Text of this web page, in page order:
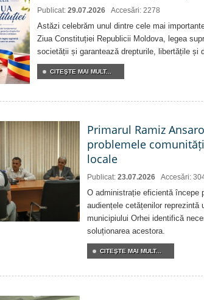
Publicat: 29.07.2026 Accesări: 2278
Astăzi celebrăm unul dintre cele mai
Ziua Constituției Republicii Moldova, legea
societății și garantează drepturile, libertățile și
CITEŞTE MAI MULT...
Primarul Ramiz
problemele
locale
Publicat: 23.07.2026 Accesări:
O administrație eficientă începe
audiențele cetățenilor reprezintă
municipiului Orhei identifică
soluționarea acestora.
CITEŞTE MAI MULT...